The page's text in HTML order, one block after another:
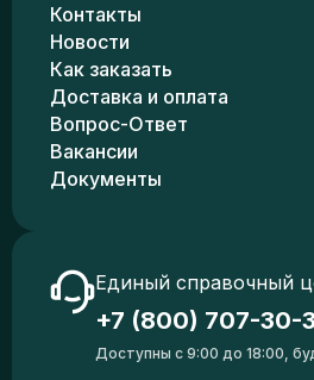
Контакты
Новости
Как заказать
Доставка и оплата
Вопрос-Ответ
Вакансии
Документы
Единый справочный
+7 (800) 707-30-
Доступны с 9:00 до 18:00,